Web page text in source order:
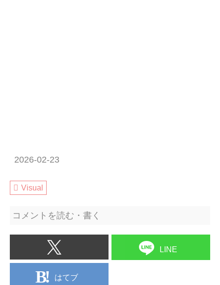
2026-02-23
Visual
コメントを読む・書く
LINE
はてブ